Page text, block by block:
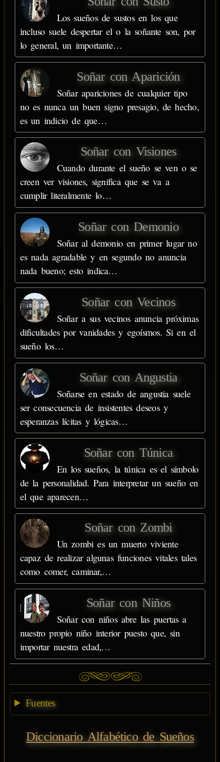
Los sueños de sustos en los que
incluso suele despertar el o la soñante son, por
lo general, un importante…
Soñar con Aparición
Soñar apariciones de cualquier tipo
no es nunca un buen signo presagio, de hecho,
es un indicio de que…
Soñar con Visiones
Cuando durante el sueño se ven o se
creen ver visiones, significa que se va a
cumplir literalmente lo…
Soñar con Demonio
Soñar al demonio en primer lugar no
es nada agradable y en segundo no anuncia
nada bueno; esto indica…
Soñar con Vecinos
Soñar a sus vecinos anuncia próximas
dificultades por vanidades y egoísmos. Si en el
sueño los…
Soñar con Angustia
Soñarse en estado de angustia suele
ser consecuencia de insistentes deseos y
esperanzas lícitas y lógicas…
Soñar con Túnica
En los sueños, la túnica es el símbolo
de la personalidad. Para interpretar un sueño en
el que aparecen…
Soñar con Zombi
Un zombi es un muerto viviente
capaz de realizar algunas funciones vitales tales
como comer, caminar,…
Soñar con Niños
Soñar con niños abre las puertas a
nuestro propio niño interior puesto que, sin
importar nuestra edad,…
Fuentes
Diccionario Alfabético de Sueños